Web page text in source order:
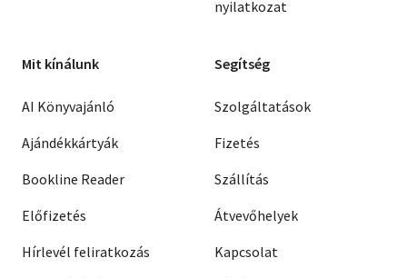
nyilatkozat
Mit kínálunk
AI Könyvajánló
Ajándékkártyák
Bookline Reader
Előfizetés
Hírlevél feliratkozás
Segítség
Szolgáltatások
Fizetés
Szállítás
Átvevőhelyek
Kapcsolat